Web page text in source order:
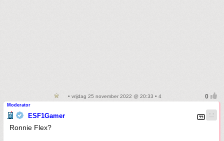
• vrijdag 25 november 2022 @ 20:33 • 4
Moderator
ESF1Gamer
Ronnie Flex?